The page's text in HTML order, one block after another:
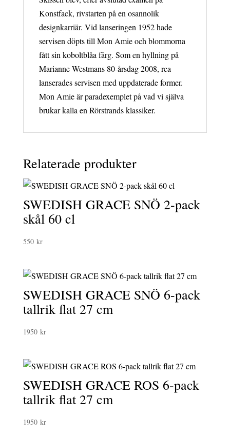
Konstfack, rivstarten på en osannolik
designkarriär. Vid lanseringen 1952 hade
servisen döpts till Mon Amie och blommorna
fått sin koboltblåa färg. Som en hyllning på
Marianne Westmans 80-årsdag 2008, rea
lanserades servisen med uppdaterade former.
Mon Amie är paradexemplet på vad vi själva
brukar kalla en Rörstrands klassiker.
Relaterade produkter
SWEDISH GRACE SNÖ 2-pack
skål 60 cl
550 kr
SWEDISH GRACE SNÖ 6-pack
tallrik flat 27 cm
1950 kr
SWEDISH GRACE ROS 6-pack
tallrik flat 27 cm
1950 kr